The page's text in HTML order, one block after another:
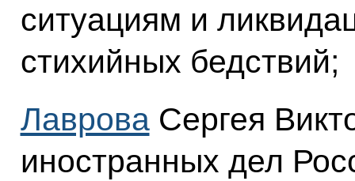
ситуациям и
стихийных бедствий;
ЛавроваСергея
иностранных дел